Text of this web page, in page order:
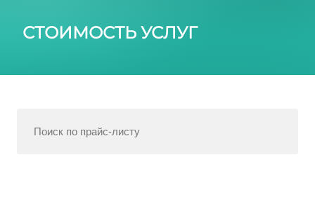
СТОИМОСТЬ УСЛУГ